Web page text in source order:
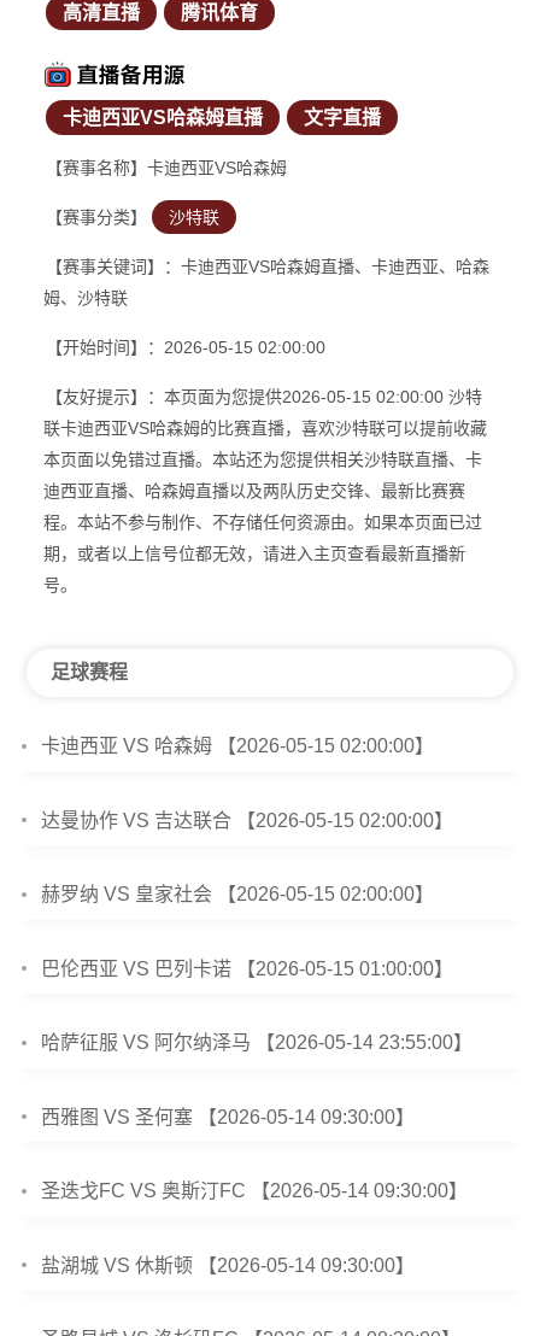
高清直播 腾讯体育
卡迪西亚VS哈森姆直播 文字直播
【赛事名称】卡迪西亚VS哈森姆
【赛事分类】 沙特联
【赛事关键词】：卡迪西亚VS哈森姆直播、卡迪西亚、哈森
姆、沙特联
【开始时间】：2026-05-15 02:00:00
【友好提示】：本页面为您提供2026-05-15 02:00:00 沙特
联卡迪西亚VS哈森姆的比赛直播，喜欢沙特联可以提前收藏
本页面以免错过直播。本站还为您提供相关沙特联直播、卡
迪西亚直播、哈森姆直播以及两队历史交锋、最新比赛赛
程。本站不参与制作、不存储任何资源由。如果本页面已过
期，或者以上信号位都无效，请进入主页查看最新直播新
号。
足球赛程
卡迪西亚 VS 哈森姆 【2026-05-15 02:00:00】
达曼协作 VS 吉达联合 【2026-05-15 02:00:00】
赫罗纳 VS 皇家社会 【2026-05-15 02:00:00】
巴伦西亚 VS 巴列卡诺 【2026-05-15 01:00:00】
哈萨征服 VS 阿尔纳泽马 【2026-05-14 23:55:00】
西雅图 VS 圣何塞 【2026-05-14 09:30:00】
圣迭戈FC VS 奥斯汀FC 【2026-05-14 09:30:00】
盐湖城 VS 休斯顿 【2026-05-14 09:30:00】